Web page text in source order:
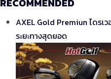
AXEL Gold Premiun ไดรเ
ระยะทางสุดยอด